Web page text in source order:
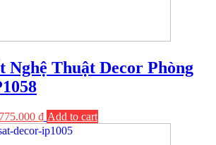
Nghệ Thuật Decor Phòng
₫ Add to cart